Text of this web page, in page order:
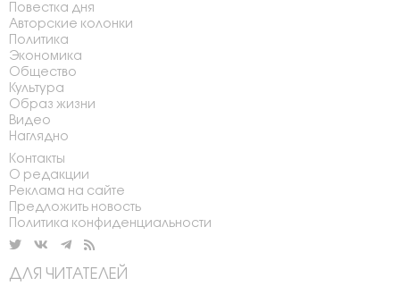
Повестка дня
Авторские колонки
Политика
Экономика
Общество
Культура
Образ жизни
Видео
Наглядно
Контакты
О редакции
Реклама на сайте
Предложить новость
Политика конфиденциальности
ДЛЯ ЧИТАТЕЛЕЙ